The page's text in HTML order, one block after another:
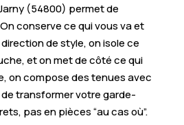
(54800) permet de
conserve ce qui vous va et
de style, on isole ce
et on met de côté ce qui
on compose des tenues avec
de transformer votre garde-
pas en pièces “au cas où”.